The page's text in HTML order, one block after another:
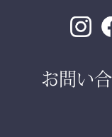
素材： 武州金
140年以上の歴
本最古クラスの
お問い